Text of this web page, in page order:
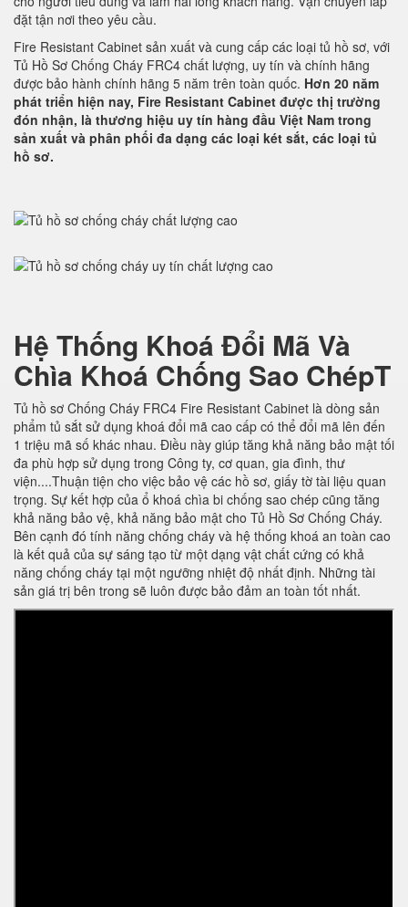
đặt tận nơi theo yêu cầu.
Fire Resistant Cabinet sản xuất và cung cấp các loại tủ hồ sơ, với
Tủ Hồ Sơ Chống Cháy FRC4 chất lượng, uy tín và chính hãng
được bảo hành chính hãng 5 năm trên toàn quốc. Hơn 20 năm
phát triển hiện nay, Fire Resistant Cabinet được thị trường
đón nhận, là thương hiệu uy tín hàng đầu Việt Nam trong
sản xuất và phân phối đa dạng các loại két sắt, các loại tủ
hồ sơ.
Hệ Thống Khoá Đổi Mã Và
Chìa Khoá Chống Sao ChépT
Tủ hồ sơ Chống Cháy FRC4 Fire Resistant Cabinet là dòng sản
phẩm tủ sắt sử dụng khoá đổi mã cao cấp có thể đổi mã lên đến
1 triệu mã số khác nhau. Điều này giúp tăng khả năng bảo mật tối
đa phù hợp sử dụng trong Công ty, cơ quan, gia đình, thư
viện....Thuận tiện cho việc bảo vệ các hồ sơ, giấy tờ tài liệu quan
trọng. Sự kết hợp của ổ khoá chìa bi chống sao chép cũng tăng
khả năng bảo vệ, khả năng bảo mật cho Tủ Hồ Sơ Chống Cháy.
Bên cạnh đó tính năng chống cháy và hệ thống khoá an toàn cao
là kết quả của sự sáng tạo từ một dạng vật chất cứng có khả
năng chống cháy tại một ngưỡng nhiệt độ nhất định. Những tài
sản giá trị bên trong sẽ luôn được bảo đảm an toàn tốt nhất.